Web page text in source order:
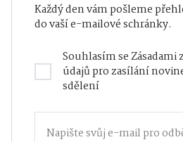
Každý den vám pošleme
do vaší e-mailové schránky.
Souhlasím seZásadami
údajůpro zasílání
sdělení